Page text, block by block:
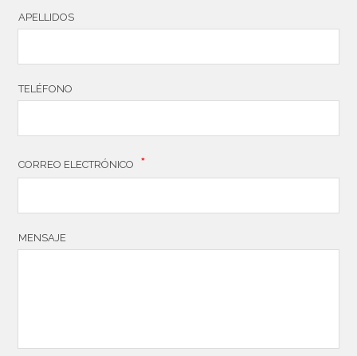
APELLIDOS
TELÉFONO
CORREO ELECTRÓNICO *
MENSAJE